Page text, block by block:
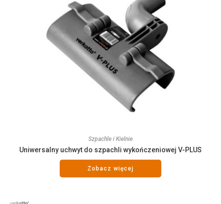
Szpachle i Kielnie
Uniwersalny uchwyt do szpachli wykończeniowej V-PLUS
Zobacz więcej